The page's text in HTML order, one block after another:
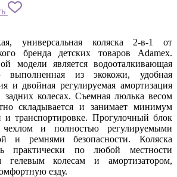
универсальная коляска 2-в-1 от
бренда детских товаров Adamex.
модели является водооталкивающая
выполненная из экокожи, удобная
и двойная регулируемая амортизация
колесах. Съемная люлька весом
складывается и занимает минимум
и транспортировке. Прогулочный блок
и полностью регулируемыми
и ремнями безопасности. Коляска
практически по любой местности
гелевым колесам и амортизатором,
езду.